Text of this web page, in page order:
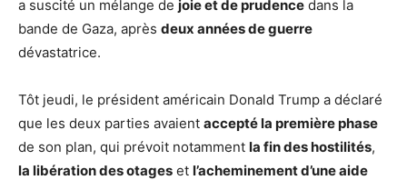
a suscité un mélange de joie et de prudence dans la
bande de Gaza, après deux années de guerre
dévastatrice.
Tôt jeudi, le président américain Donald Trump a déclaré
que les deux parties avaient accepté la première phase
de son plan, qui prévoit notamment la fin des hostilités,
la libération des otages et l’acheminement d’une aide